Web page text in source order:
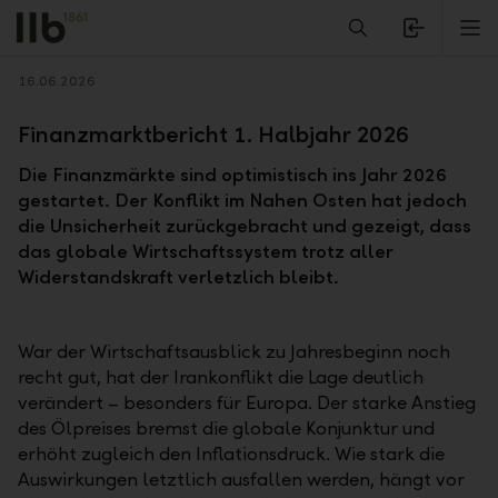
Alerts.Headline
Zurück
16.06.2026
Finanzmarktbericht 1. Halbjahr 2026
Die Finanzmärkte sind optimistisch ins Jahr 2026
gestartet. Der Konflikt im Nahen Osten hat jedoch
die Unsicherheit zurückgebracht und gezeigt, dass
das globale Wirtschaftssystem trotz aller
Widerstandskraft verletzlich bleibt.
War der Wirtschaftsausblick zu Jahresbeginn noch
recht gut, hat der Irankonflikt die Lage deutlich
verändert – besonders für Europa. Der starke Anstieg
des Ölpreises bremst die globale Konjunktur und
erhöht zugleich den Inflationsdruck. Wie stark die
Auswirkungen letztlich ausfallen werden, hängt vor